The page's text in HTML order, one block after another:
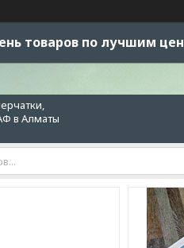
товаров по лучшим
в Алматы